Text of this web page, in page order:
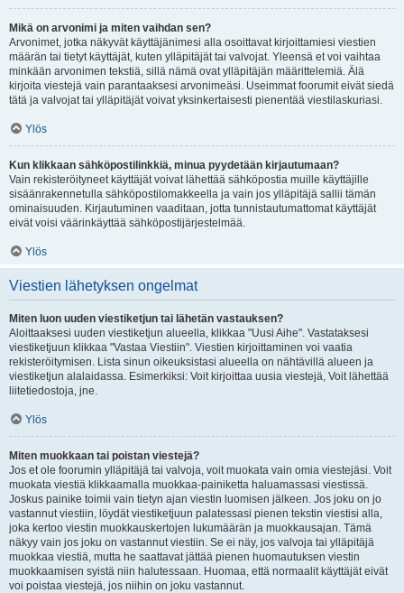
Mikä on arvonimi ja miten vaihdan sen?
Arvonimet, jotka näkyvät käyttäjänimesi alla osoittavat kirjoittamiesi viestien
määrän tai tietyt käyttäjät, kuten ylläpitäjät tai valvojat. Yleensä et voi vaihtaa
minkään arvonimen tekstiä, sillä nämä ovat ylläpitäjän määrittelemiä. Älä
kirjoita viestejä vain parantaaksesi arvonimeäsi. Useimmat foorumit eivät siedä
tätä ja valvojat tai ylläpitäjät voivat yksinkertaisesti pienentää viestilaskuriasi.
Ylös
Kun klikkaan sähköpostilinkkiä, minua pyydetään kirjautumaan?
Vain rekisteröityneet käyttäjät voivat lähettää sähköpostia muille käyttäjille
sisäänrakennetulla sähköpostilomakkeella ja vain jos ylläpitäjä sallii tämän
ominaisuuden. Kirjautuminen vaaditaan, jotta tunnistautumattomat käyttäjät
eivät voisi väärinkäyttää sähköpostijärjestelmää.
Ylös
Viestien lähetyksen ongelmat
Miten luon uuden viestiketjun tai lähetän vastauksen?
Aloittaaksesi uuden viestiketjun alueella, klikkaa "Uusi Aihe". Vastataksesi
viestiketjuun klikkaa "Vastaa Viestiin". Viestien kirjoittaminen voi vaatia
rekisteröitymisen. Lista sinun oikeuksistasi alueella on nähtävillä alueen ja
viestiketjun alalaidassa. Esimerkiksi: Voit kirjoittaa uusia viestejä, Voit lähettää
liitetiedostoja, jne.
Ylös
Miten muokkaan tai poistan viestejä?
Jos et ole foorumin ylläpitäjä tai valvoja, voit muokata vain omia viestejäsi. Voit
muokata viestiä klikkaamalla muokkaa-painiketta haluamassasi viestissä.
Joskus painike toimii vain tietyn ajan viestin luomisen jälkeen. Jos joku on jo
vastannut viestiin, löydät viestiketjuun palatessasi pienen tekstin viestisi alla,
joka kertoo viestin muokkauskertojen lukumäärän ja muokkausajan. Tämä
näkyy vain jos joku on vastannut viestiin. Se ei näy, jos valvoja tai ylläpitäjä
muokkaa viestiä, mutta he saattavat jättää pienen huomautuksen viestin
muokkaamisen syistä niin halutessaan. Huomaa, että normaalit käyttäjät eivät
voi poistaa viestejä, jos niihin on joku vastannut.